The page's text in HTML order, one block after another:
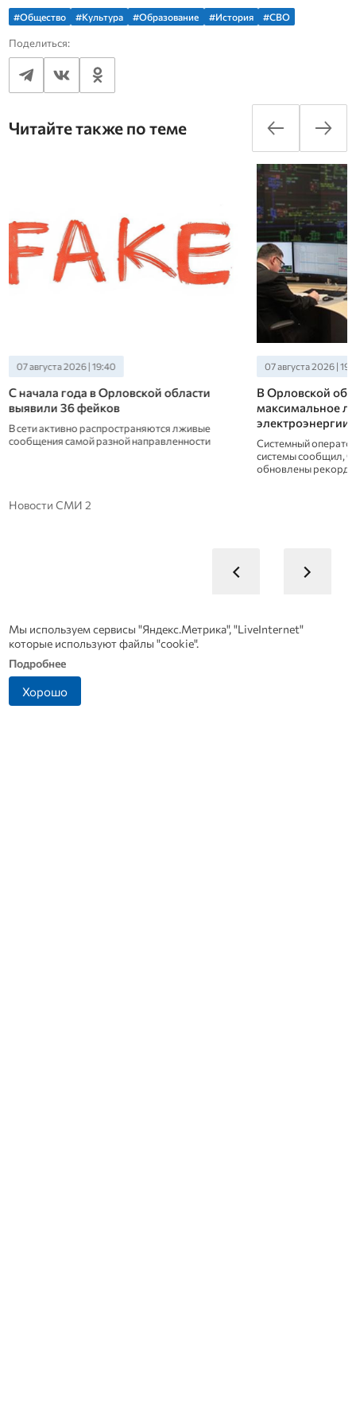
#Общество #Культура #Образование #История #СВО
Поделиться:
Читайте также по теме
07 августа 2026 | 19:40
С начала года в Орловской области
выявили 36 фейков
В сети активно распространяются лживые
сообщения самой разной направленности
07 августа 2026 |
В Орловской
максимальное
электроэнергии
Системный
системы сообщил,
обновлены
Новости СМИ 2
Мы используем сервисы "Яндекс.Метрика", "LiveInternet"
которые используют файлы "cookie".
Подробнее
Хорошо